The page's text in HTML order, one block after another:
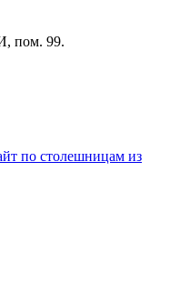
пом. 99.
по столешницам из